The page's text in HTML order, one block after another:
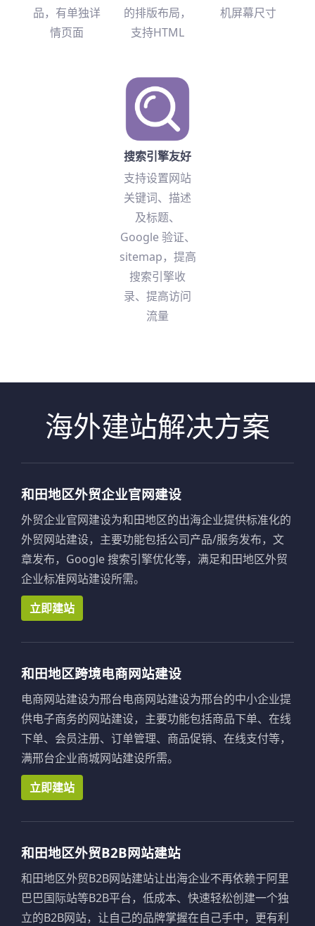
品，有单独详
情页面
的排版布局，
支持HTML
机屏幕尺寸
搜索引擎友好
支持设置网站
关键词、描述
及标题、
Google 验证、
sitemap，提高
搜索引擎收
录、提高访问
流量
海外建站解决方案
和田地区外贸企业官网建设
外贸企业官网建设为和田地区的出海企业提供标准化的
外贸网站建设，主要功能包括公司产品/服务发布，文
章发布，Google 搜索引擎优化等，满足和田地区外贸
企业标准网站建设所需。
立即建站
和田地区跨境电商网站建设
电商网站建设为邢台电商网站建设为邢台的中小企业提
供电子商务的网站建设，主要功能包括商品下单、在线
下单、会员注册、订单管理、商品促销、在线支付等，
满邢台企业商城网站建设所需。
立即建站
和田地区外贸B2B网站建站
和田地区外贸B2B网站建站让出海企业不再依赖于阿里
巴巴国际站等B2B平台，低成本、快速轻松创建一个独
立的B2B网站，让自己的品牌掌握在自己手中，更有利